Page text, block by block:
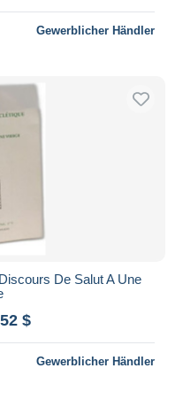
Gewerblicher Händler
De Salut A Une
$
Gewerblicher Händler